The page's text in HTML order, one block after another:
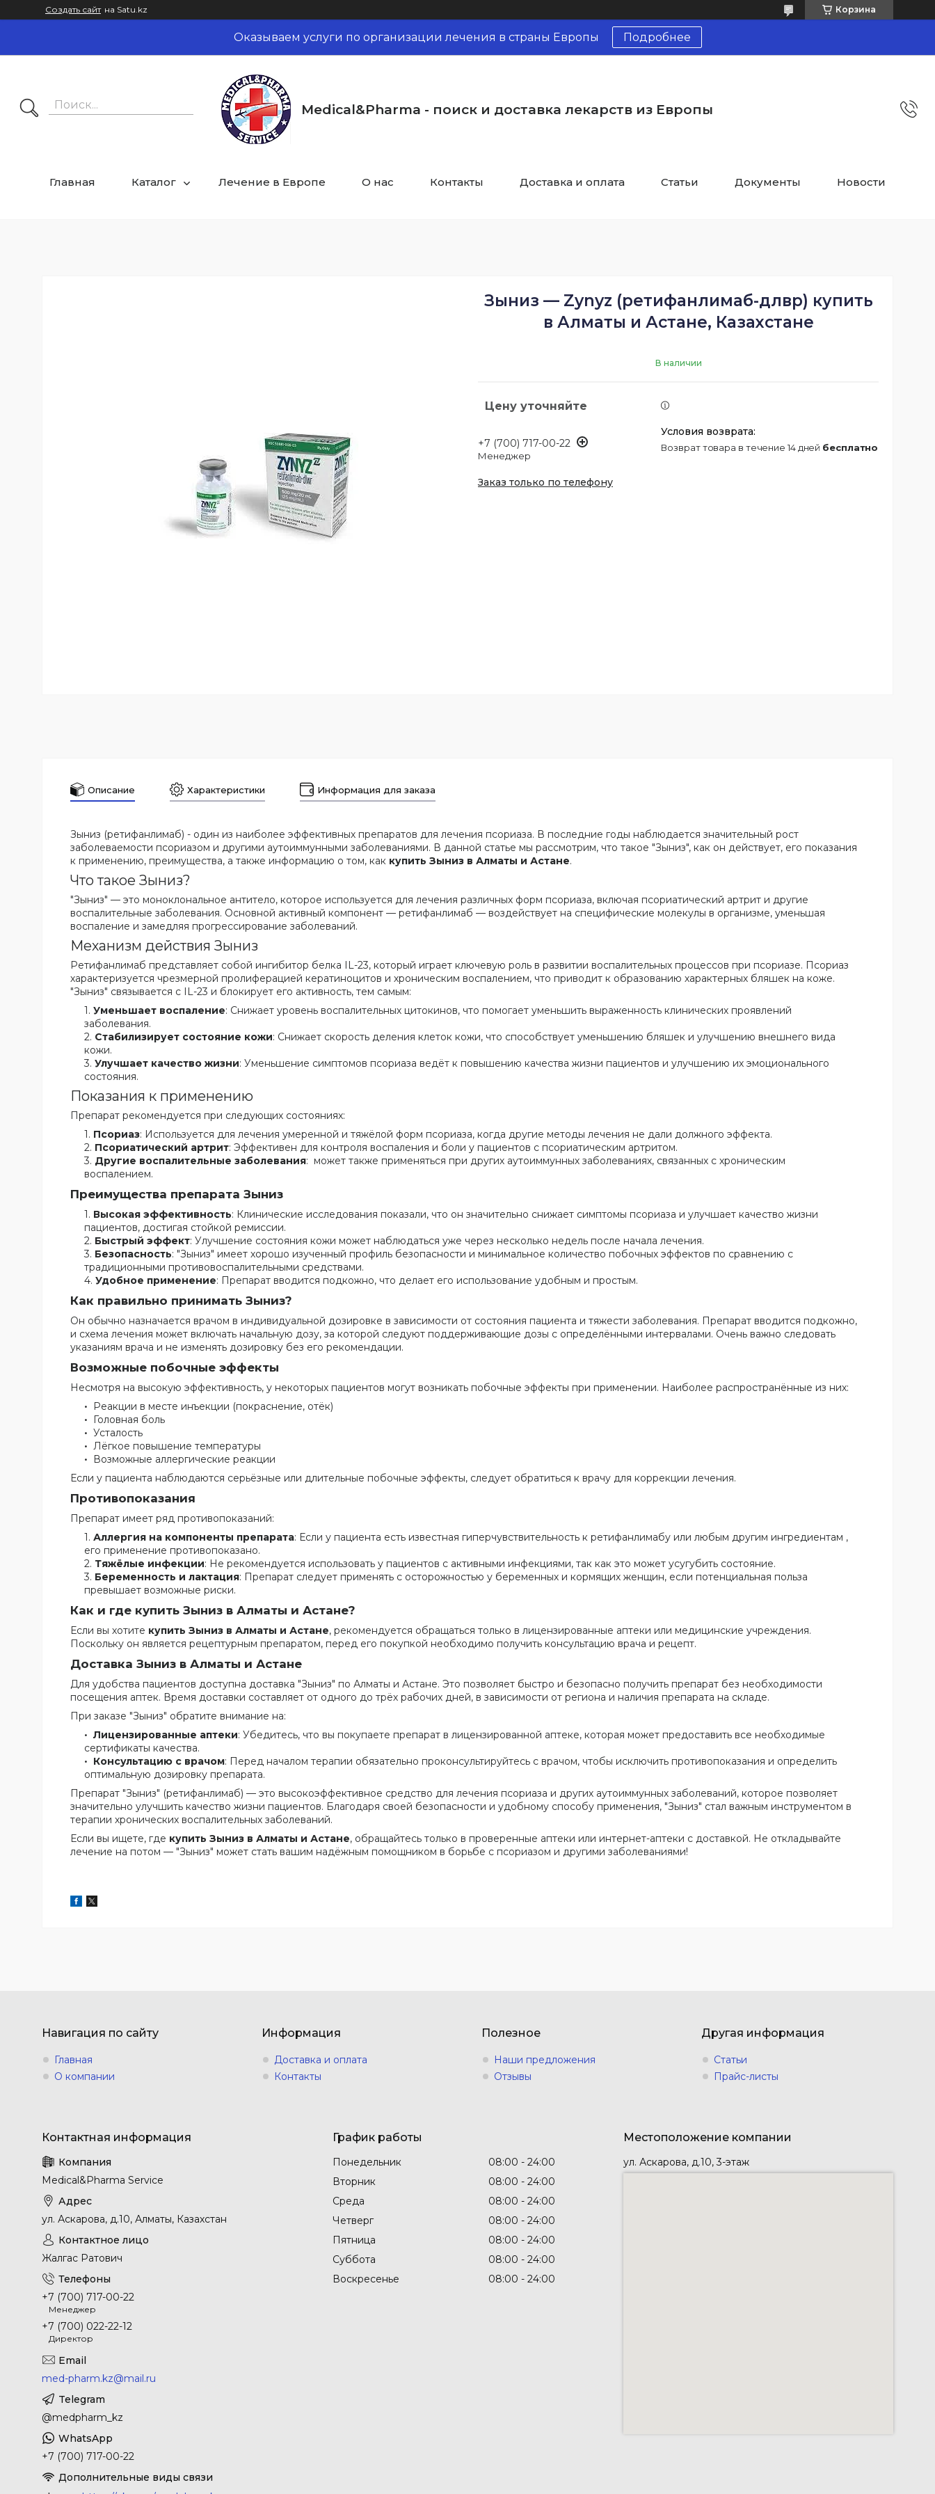
Создать сайт на Satu.kz Корзина
Оказываем услуги по организации лечения в страны Европы Подробнее
Medical&Pharma - поиск и доставка лекарств из Европы
Главная Каталог Лечение в Европе О нас Контакты Доставка и оплата Статьи Документы Новости
Зыниз — Zynyz (ретифанлимаб-длвр) купить
в Алматы и Астане, Казахстане
В наличии
Цену уточняйте
+7 (700) 717-00-22
Менеджер
Заказ только по телефону
возврат товара в течение 14 дней бесплатно
Описание Характеристики Информация для заказа
Зыниз (ретифанлимаб) - один из наиболее эффективных препаратов для лечения псориаза. В последние годы наблюдается значительный рост
заболеваемости псориазом и другими аутоиммунными заболеваниями. В данной статье мы рассмотрим, что такое "Зыниз", как он действует, его показания
к применению, преимущества, а также информацию о том, как купить Зыниз в Алматы и Астане.
Что такое Зыниз?
"Зыниз" — это моноклональное антитело, которое используется для лечения различных форм псориаза, включая псориатический артрит и другие
воспалительные заболевания. Основной активный компонент — ретифанлимаб — воздействует на специфические молекулы в организме, уменьшая
воспаление и замедляя прогрессирование заболеваний.
Механизм действия Зыниз
Ретифанлимаб представляет собой ингибитор белка IL-23, который играет ключевую роль в развитии воспалительных процессов при псориазе. Псориаз
характеризуется чрезмерной пролиферацией кератиноцитов и хроническим воспалением, что приводит к образованию характерных бляшек на коже.
"Зыниз" связывается с IL-23 и блокирует его активность, тем самым:
Уменьшает воспаление: Снижает уровень воспалительных цитокинов, что помогает уменьшить выраженность клинических проявлений
заболевания.
Стабилизирует состояние кожи: Снижает скорость деления клеток кожи, что способствует уменьшению бляшек и улучшению внешнего вида
кожи.
Улучшает качество жизни: Уменьшение симптомов псориаза ведёт к повышению качества жизни пациентов и улучшению их эмоционального
состояния.
Показания к применению
Препарат рекомендуется при следующих состояниях:
Псориаз: Используется для лечения умеренной и тяжёлой форм псориаза, когда другие методы лечения не дали должного эффекта.
Псориатический артрит: Эффективен для контроля воспаления и боли у пациентов с псориатическим артритом.
Другие воспалительные заболевания: может также применяться при других аутоиммунных заболеваниях, связанных с хроническим
воспалением.
Преимущества препарата Зыниз
Высокая эффективность: Клинические исследования показали, что он значительно снижает симптомы псориаза и улучшает качество жизни
пациентов, достигая стойкой ремиссии.
Быстрый эффект: Улучшение состояния кожи может наблюдаться уже через несколько недель после начала лечения.
Безопасность: "Зыниз" имеет хорошо изученный профиль безопасности и минимальное количество побочных эффектов по сравнению с
традиционными противовоспалительными средствами.
Удобное применение: Препарат вводится подкожно, что делает его использование удобным и простым.
Как правильно принимать Зыниз?
Он обычно назначается врачом в индивидуальной дозировке в зависимости от состояния пациента и тяжести заболевания. Препарат вводится подкожно,
и схема лечения может включать начальную дозу, за которой следуют поддерживающие дозы с определёнными интервалами. Очень важно следовать
указаниям врача и не изменять дозировку без его рекомендации.
Возможные побочные эффекты
Несмотря на высокую эффективность, у некоторых пациентов могут возникать побочные эффекты при применении. Наиболее распространённые из них:
Реакции в месте инъекции (покраснение, отёк)
Головная боль
Усталость
Лёгкое повышение температуры
Возможные аллергические реакции
Если у пациента наблюдаются серьёзные или длительные побочные эффекты, следует обратиться к врачу для коррекции лечения.
Противопоказания
Препарат имеет ряд противопоказаний:
Аллергия на компоненты препарата: Если у пациента есть известная гиперчувствительность к ретифанлимабу или любым другим ингредиентам ,
его применение противопоказано.
Тяжёлые инфекции: Не рекомендуется использовать у пациентов с активными инфекциями, так как это может усугубить состояние.
Беременность и лактация: Препарат следует применять с осторожностью у беременных и кормящих женщин, если потенциальная польза
превышает возможные риски.
Как и где купить Зыниз в Алматы и Астане?
Если вы хотите купить Зыниз в Алматы и Астане, рекомендуется обращаться только в лицензированные аптеки или медицинские учреждения.
Поскольку он является рецептурным препаратом, перед его покупкой необходимо получить консультацию врача и рецепт.
Доставка Зыниз в Алматы и Астане
Для удобства пациентов доступна доставка "Зыниз" по Алматы и Астане. Это позволяет быстро и безопасно получить препарат без необходимости
посещения аптек. Время доставки составляет от одного до трёх рабочих дней, в зависимости от региона и наличия препарата на складе.
При заказе "Зыниз" обратите внимание на:
Лицензированные аптеки: Убедитесь, что вы покупаете препарат в лицензированной аптеке, которая может предоставить все необходимые
сертификаты качества.
Консультацию с врачом: Перед началом терапии обязательно проконсультируйтесь с врачом, чтобы исключить противопоказания и определить
оптимальную дозировку препарата.
Препарат "Зыниз" (ретифанлимаб) — это высокоэффективное средство для лечения псориаза и других аутоиммунных заболеваний, которое позволяет
значительно улучшить качество жизни пациентов. Благодаря своей безопасности и удобному способу применения, "Зыниз" стал важным инструментом в
терапии хронических воспалительных заболеваний.
Если вы ищете, где купить Зыниз в Алматы и Астане, обращайтесь только в проверенные аптеки или интернет-аптеки с доставкой. Не откладывайте
лечение на потом — "Зыниз" может стать вашим надёжным помощником в борьбе с псориазом и другими заболеваниями!
Навигация по сайту
Главная
О компании
Информация
Доставка и оплата
Контакты
Полезное
Наши предложения
Отзывы
Другая информация
Статьи
Прайс-листы
Medical&Pharma Service
ул. Аскарова, д.10, Алматы, Казахстан
Жалгас Ратович
+7 (700) 717-00-22
Менеджер
+7 (700) 022-22-12
Директор
med-pharm.kz@mail.ru
@medpharm_kz
+7 (700) 717-00-22
График работы
Понедельник 08:00
24:00
Вторник
08:00
24:00
Среда
08:00
24:00
Четверг
08:00
24:00
Пятница
08:00
24:00
Суббота
08:00
24:00
Воскресенье
08:00 24:00
Местоположение компании
ул. Аскарова, д.10, 3-этаж